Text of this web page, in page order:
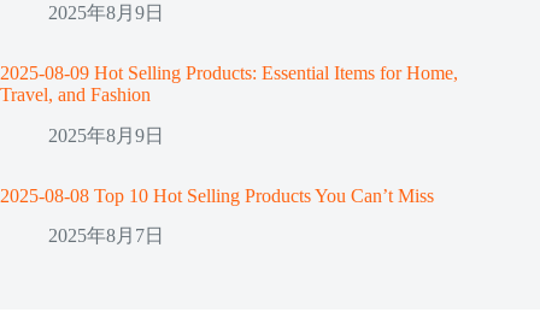
2025年8月9日
2025-08-09 Hot Selling Products: Essential Items for Home,
Travel, and Fashion
2025年8月9日
2025-08-08 Top 10 Hot Selling Products You Can’t Miss
2025年8月7日